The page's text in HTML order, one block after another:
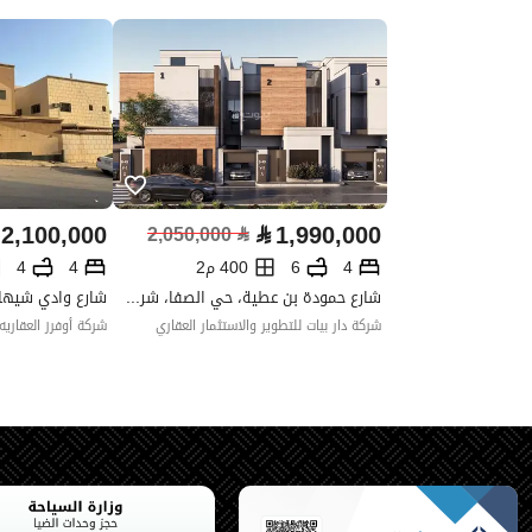
واجهة العقار
حدود واطوال العقار -
الضمانات والمدة
-
قنوات الاعلان
منصة مرخصة ،لوحة اعلانية
حدود العقار/الملكية
الشمالي
اسم :
الشرقي
اسم :
⃁1,990,000
⃁
2,050,000
4
6
400 م2
شارع حمودة بن عطية، حي الصفا، شرق الرياض، الرياض
شركة دار بيات للتطوير والاستثمار العقاري
2,100,000
4
4
شركة أوفرز العقاريه